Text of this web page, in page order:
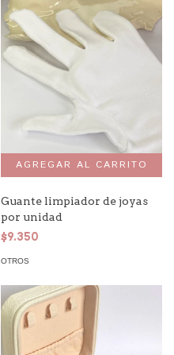
Guante limpiador de joyas
por unidad
$9.350
OTROS